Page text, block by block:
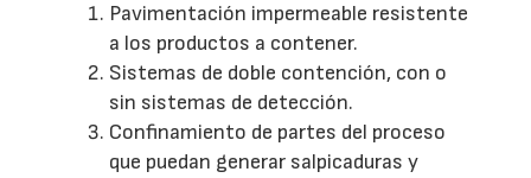
Pavimentación impermeable resistente
a los productos a contener.
Sistemas de doble contención, con o
sin sistemas de detección.
Confinamiento de partes del proceso
que puedan generar salpicaduras y